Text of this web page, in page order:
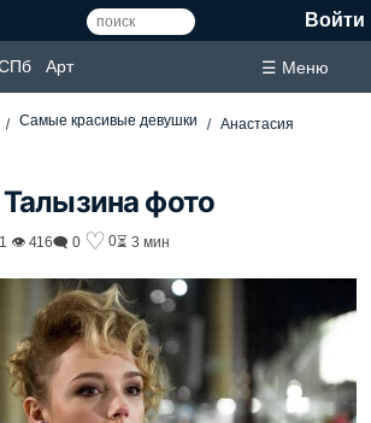
Войти
Арт ☰ Меню
Самые красивые девушки
Анастасия
Талызина фото
👁 416🗨 0 ♡ 0⏳ 3 мин